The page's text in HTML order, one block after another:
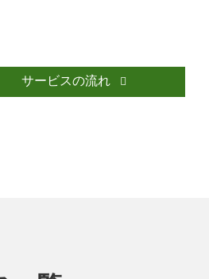
サービスの流れ